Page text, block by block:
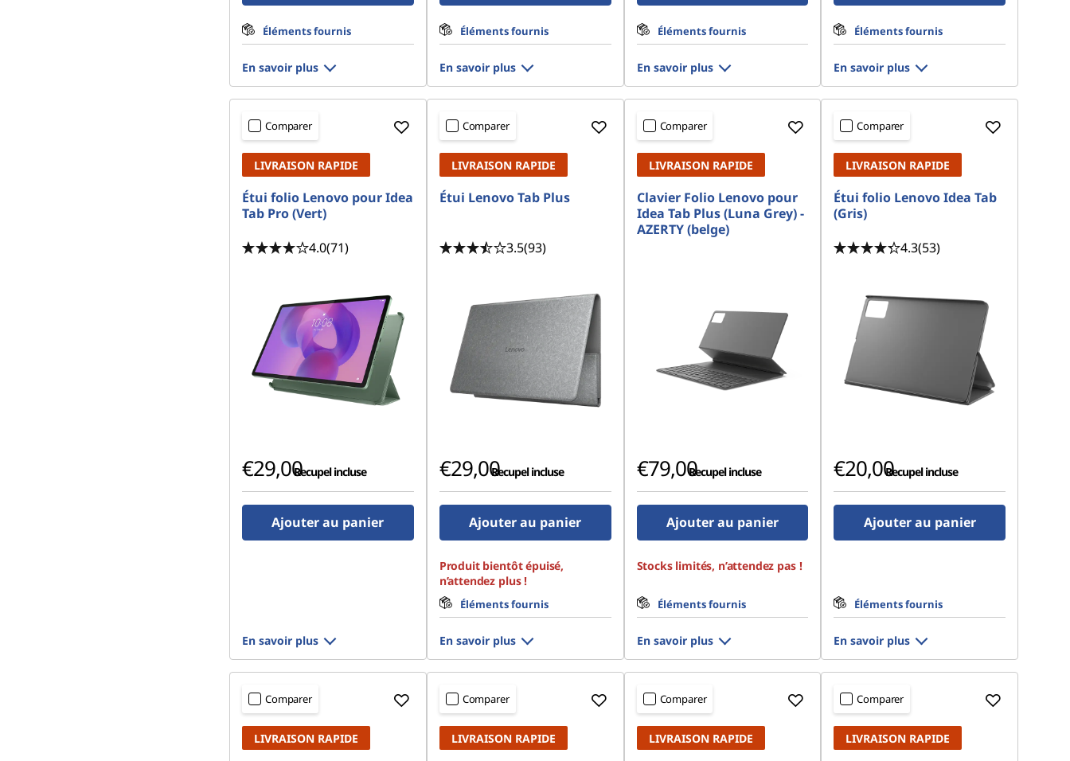
Éléments fournis
En savoir plus
Éléments fournis
En savoir plus
Éléments fournis
En savoir plus
Éléments fournis
En savoir plus
Comparer
LIVRAISON RAPIDE
Étui folio Lenovo pour Idea
Tab Pro (Vert)
4.0(71)
€29,00Recupel incluse
Ajouter au panier
En savoir plus
Comparer
LIVRAISON RAPIDE
Étui Lenovo Tab Plus
3.5(93)
€29,00Recupel incluse
Ajouter au panier
Produit bientôt épuisé,
n’attendez plus !
Éléments fournis
En savoir plus
Comparer
LIVRAISON RAPIDE
Clavier Folio Lenovo pour
Idea Tab Plus (Luna Grey) -
AZERTY (belge)
€79,00Recupel incluse
Ajouter au panier
Stocks limités, n’attendez pas !
Éléments fournis
En savoir plus
Comparer
LIVRAISON RAPIDE
Étui folio Lenovo Idea Tab
(Gris)
4.3(53)
€20,00Recupel incluse
Ajouter au panier
Éléments fournis
En savoir plus
Comparer
LIVRAISON RAPIDE
Comparer
LIVRAISON RAPIDE
Comparer
LIVRAISON RAPIDE
Comparer
LIVRAISON RAPIDE